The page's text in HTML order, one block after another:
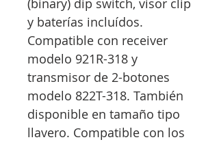
(binary) dip switch, visor clip
y baterías incluídos.
Compatible con receiver
modelo 921R-318 y
transmisor de 2-botones
modelo 822T-318. También
disponible en tamaño tipo
llavero. Compatible con los